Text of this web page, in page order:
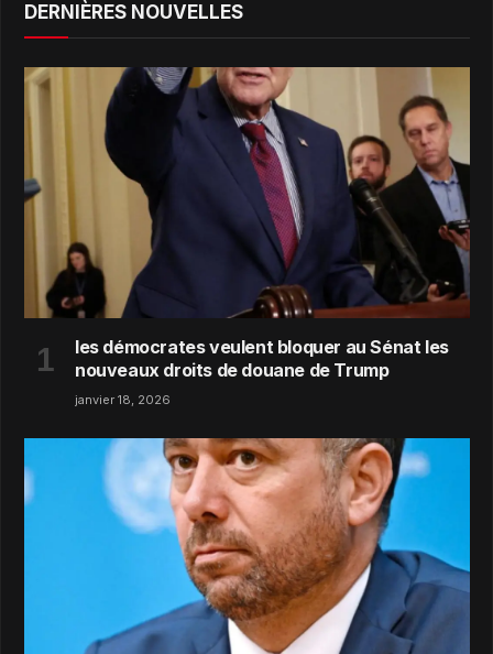
DERNIÈRES NOUVELLES
les démocrates veulent bloquer au Sénat les
nouveaux droits de douane de Trump
janvier 18, 2026